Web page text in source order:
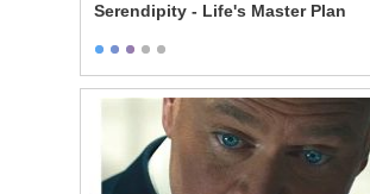
Serendipity - Life's Master Plan